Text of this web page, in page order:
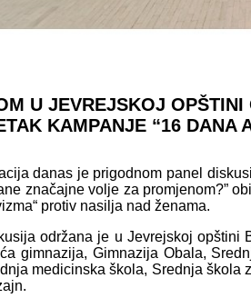
U JEVREJSKOJ
KAMPANJE “16 DANA
danas je prigodnom panel
značajne volje za promjenom?”
protiv nasilja nad ženama.
održana je u Jevrejskoj opštini
gimnazija, Gimnazija Obala,
medicinska škola, Srednja škola